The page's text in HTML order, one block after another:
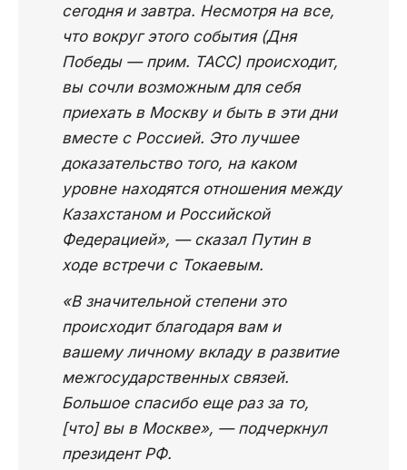
сегодня и завтра. Несмотря на все,
что вокруг этого события (Дня
Победы — прим. ТАСС) происходит,
вы сочли возможным для себя
приехать в Москву и быть в эти дни
вместе с Россией. Это лучшее
доказательство того, на каком
уровне находятся отношения между
Казахстаном и Российской
Федерацией», — сказал Путин в
ходе встречи с Токаевым.
«В значительной степени это
происходит благодаря вам и
вашему личному вкладу в развитие
межгосударственных связей.
Большое спасибо еще раз за то,
[что] вы в Москве», — подчеркнул
президент РФ.